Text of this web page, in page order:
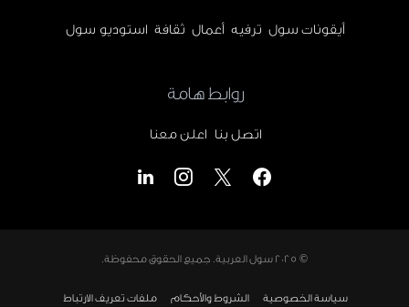
أيقونات سول ترفيه أعمال ثقافة استوديو سول
روابط هامة
اتصل بنا اعلن معنا
© 2025 سول العربية. جميع الحقوق محفوظة.
سياسة الخصوصية الشروط والأحكام ملفات تعريف الارتباط